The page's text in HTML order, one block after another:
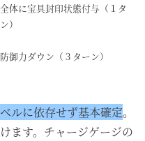
体に宝具封印状態付与（１タ
）
御力ダウン（３ターン）
ルに依存せず基本確定。
ます。チャージゲージの